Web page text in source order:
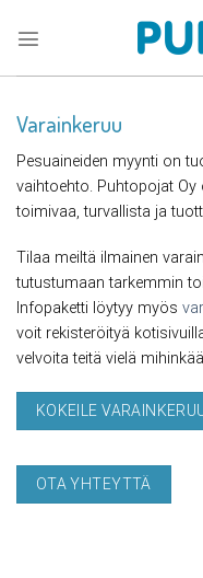
Varainkeruu
Pesuaineiden myynti on
vaihtoehto. Puhtopojat
toimivaa, turvallista ja
Tilaa meiltä ilmainen
tutustumaan tarkemmin
Infopaketti löytyy myös
voit rekisteröityä
velvoita teitä vielä
KOKEILE
OTA YHTEYTTÄ